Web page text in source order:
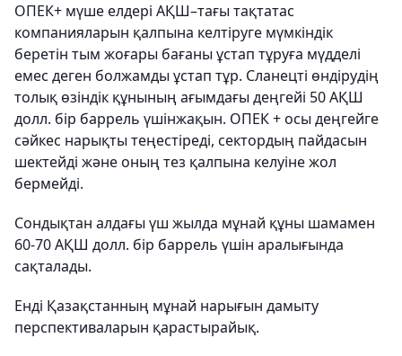
ОПЕК+ мүше елдері АҚШ–тағы тақтатас
компанияларын қалпына келтіруге мүмкіндік
беретін тым жоғары бағаны ұстап тұруға мүдделі
емес деген болжамды ұстап тұр. Сланецті өндірудің
толық өзіндік құнының ағымдағы деңгейі 50 АҚШ
долл. бір баррель үшінжақын. ОПЕК + осы деңгейге
сәйкес нарықты теңестіреді, сектордың пайдасын
шектейді және оның тез қалпына келуіне жол
бермейді.
Сондықтан алдағы үш жылда мұнай құны шамамен
60-70 АҚШ долл. бір баррель үшін аралығында
сақталады.
Енді Қазақстанның мұнай нарығын дамыту
перспективаларын қарастырайық.